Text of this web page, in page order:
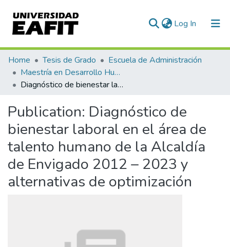
Log In (current)
Communities & Collections
All of DSpace
Home Tesis de Grado
Escuela de Administración
Maestría en Desarrollo Humano Organizacional (tesis)
Diagnóstico de bienestar laboral en el área de talento humano de la Alcaldía de Envigado 2012 – 2023 y alternativas de optimización
Publication: Diagnóstico de
bienestar laboral en el área de
talento humano de la Alcaldía
de Envigado 2012 – 2023 y
alternativas de optimización